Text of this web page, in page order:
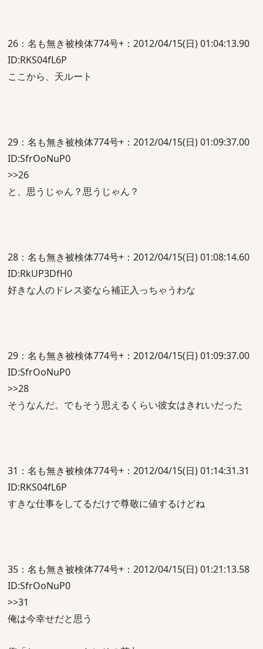
26：名も無き被検体774号+：2012/04/15(日) 01:04:13.90
ID:RKS04fL6P
ここから、天ルート
29：名も無き被検体774号+：2012/04/15(日) 01:09:37.00
ID:SfrOoNuP0
>>26
と、思うじゃん？思うじゃん？
28：名も無き被検体774号+：2012/04/15(日) 01:08:14.60
ID:RkUP3DfH0
好きな人のドレス姿なら補正入っちゃうわな
29：名も無き被検体774号+：2012/04/15(日) 01:09:37.00
ID:SfrOoNuP0
>>28
そうなんだ。でもそう思えるくらい彼女はきれいだった
31：名も無き被検体774号+：2012/04/15(日) 01:14:31.31
ID:RKS04fL6P
すきな仕事をしてるだけで尊敬に値するけどね
35：名も無き被検体774号+：2012/04/15(日) 01:21:13.58
ID:SfrOoNuP0
>>31
俺は今幸せだと思う